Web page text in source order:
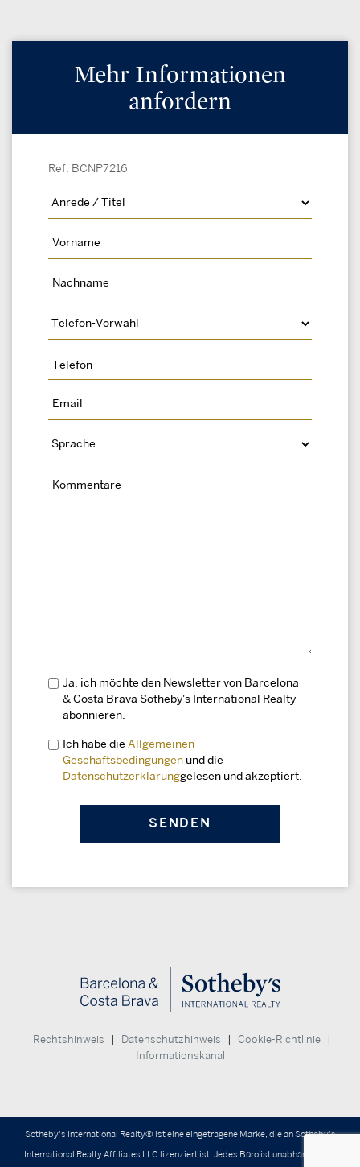
Mehr Informationen
anfordern
Ref: BCNP7216
Ja, ich möchte den Newsletter von Barcelona
& Costa Brava Sotheby's International Realty
abonnieren.
Ich habe die Allgemeinen
Geschäftsbedingungen und die
Datenschutzerklärunggelesen und akzeptiert.
Rechtshinweis Datenschutzhinweis Cookie-Richtlinie
Informationskanal
Sotheby's International Realty® ist eine eingetragene Marke, die an Sotheby's
International Realty Affiliates LLC lizenziert ist. Jedes Büro ist unabhängig und